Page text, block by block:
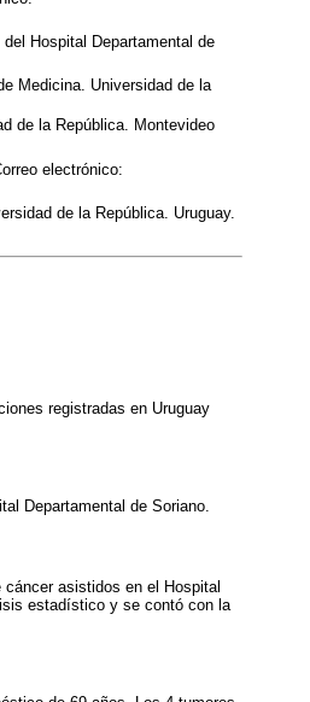
Hospital Departamental de
Medicina. Universidad de la
de la República. Montevideo
electrónico:
de la República. Uruguay.
registradas en Uruguay
Departamental de Soriano.
asistidos en el Hospital
estadístico y se contó con la